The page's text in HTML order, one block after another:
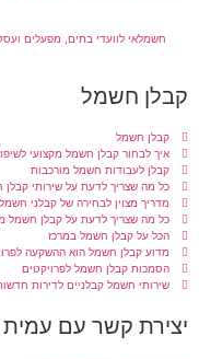
חשמלאי לוועדי בתים, מפעלים
קבלן חשמל
קבלן חשמל
איך לבחור קבלן חשמל מקצועי
קבלן לעבודות חשמל מורכבות
כל מה שצריך לדעת על שירותי
מדריך מצוין לבחירה של קבלני חשמל
כל מה שצריך לדעת על קבלן חשמל
הכל על קבלן חשמל במרכז
מדוע קבלן חשמל הוא ההשקעה
הסמכות קבלן חשמל לפרויקטים
שירותי חשמל קבלניים לדירות
יצירת קשר עם